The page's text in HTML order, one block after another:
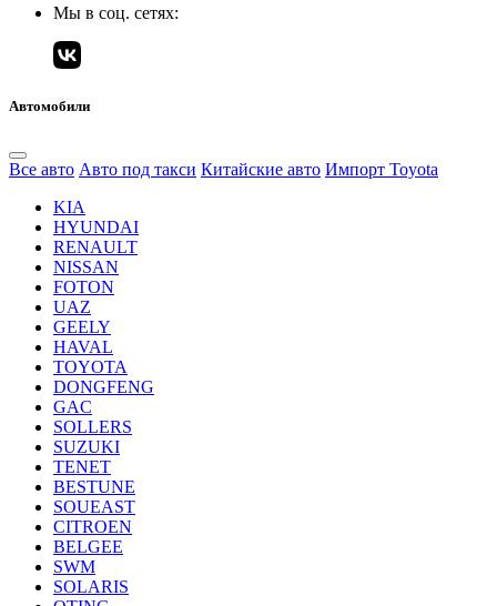
Мы в соц. сетях:
Автомобили
Все авто Авто под такси Китайские авто Импорт Toyota
KIA
HYUNDAI
RENAULT
NISSAN
FOTON
UAZ
GEELY
HAVAL
TOYOTA
DONGFENG
GAC
SOLLERS
SUZUKI
TENET
BESTUNE
SOUEAST
CITROEN
BELGEE
SWM
SOLARIS